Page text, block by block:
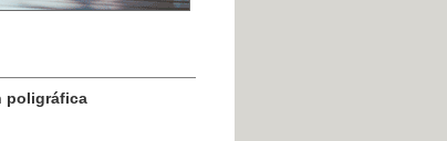
poligráfica